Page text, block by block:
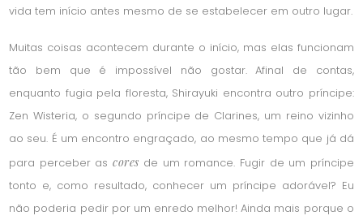
vida tem início antes mesmo de se estabelecer em outro lugar.
Muitas coisas acontecem durante o início, mas elas funcionam
tão bem que é impossível não gostar. Afinal de contas,
enquanto fugia pela floresta, Shirayuki encontra outro príncipe:
Zen Wisteria, o segundo príncipe de Clarines, um reino vizinho
ao seu. É um encontro engraçado, ao mesmo tempo que já dá
para perceber ascores de um romance. Fugir de um príncipe
tonto e, como resultado, conhecer um príncipe adorável? Eu
não poderia pedir por um enredo melhor! Ainda mais porque o